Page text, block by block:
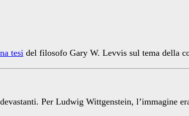
tesi del filosofo Gary W. Levvis sul tema della
Per Ludwig Wittgenstein, l’immagine